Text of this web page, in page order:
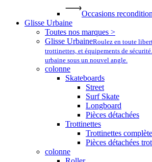
Occasions
Glisse Urbaine
Toutes nos marques >
Glisse UrbaineRoulez en toute
trottinettes, et équipements de
urbaine sous un nouvel angle.
colonne
Skateboards
Street
Surf Skate
Longboard
Pièces détachées
Trottinettes
Trottinettes
Pièces détachées
colonne